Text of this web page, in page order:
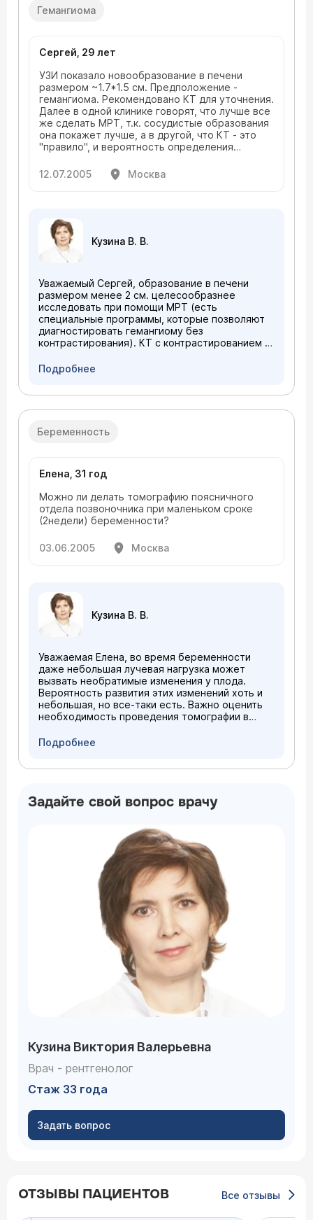
Гемангиома
Сергей, 29 лет
УЗИ показало новообразование в печени
размером ~1.7*1.5 см. Предположение -
гемангиома. Рекомендовано КТ для уточнения.
Далее в одной клинике говорят, что лучше все
же сделать МРТ, т.к. сосудистые образования
она покажет лучше, а в другой, что КТ - это
"правило", и вероятность определения
делать с введением контраста, а это
получается раза в полтора дороже МРТ
12.07.2005 Москва
Кузина В. В.
Уважаемый Сергей, образование в печени
размером менее 2 см. целесообразнее
исследовать при помощи МРТ (есть
специальные программы, которые позволяют
диагностировать гемангиому без
контрастирования). КТ с контрастированием в
контрастирования, но в Вашем случае,
повторяюсь, проведение МРТ более
Подробнее
Беременность
Елена, 31 год
Можно ли делать томографию поясничного
отдела позвоночника при маленьком сроке
(2недели) беременности?
03.06.2005 Москва
Кузина В. В.
Уважаемая Елена, во время беременности
даже небольшая лучевая нагрузка может
вызвать необратимые изменения у плода.
Вероятность развития этих изменений хоть и
небольшая, но все-таки есть. Важно оценить
необходимость проведения томографии в
Подробнее
Задайте свой вопрос врачу
Кузина Виктория Валерьевна
Врач - рентгенолог
Стаж 33 года
Задать вопрос
ОТЗЫВЫ ПАЦИЕНТОВ Все отзывы